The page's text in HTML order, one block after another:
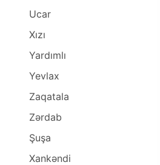
Ucar
Xızı
Yardımlı
Yevlax
Zaqatala
Zərdab
Şuşa
Xankəndi